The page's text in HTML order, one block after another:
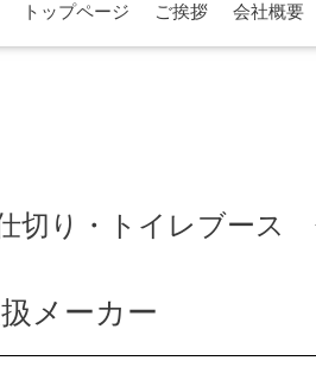
トップページ ご挨拶 会社概要
切り・トイレブース
メーカー